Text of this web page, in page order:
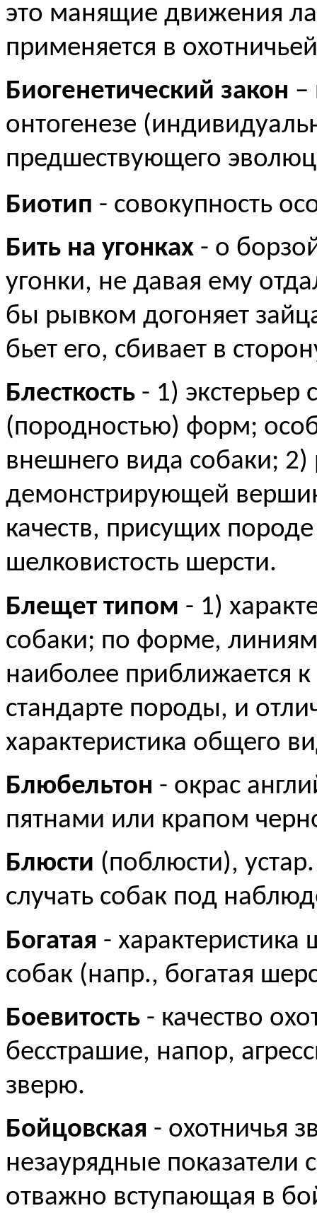
это манящие движения
применяется в
Биогенетический закон –
онтогенезе
предшествующего
Биотип - совокупность
Бить на угонках - о
угонки, не давая ему
бы рывком догоняет
бьет его, сбивает в
Блесткость - 1) экстерьер
(породностью) форм;
внешнего вида собаки;
демонстрирующей
качеств, присущих
шелковистость шерсти.
Блещет типом - 1)
собаки; по форме,
наиболее приближается
стандарте породы, и
характеристика общего
Блюбельтон - окрас
пятнами или крапом
Блюсти (поблюсти),
случать собак под
Богатая -
собак (напр., богатая
Боевитость - качество
бесстрашие, напор,
зверю.
Бойцовская - охотничья
незаурядные показатели
отважно вступающая в